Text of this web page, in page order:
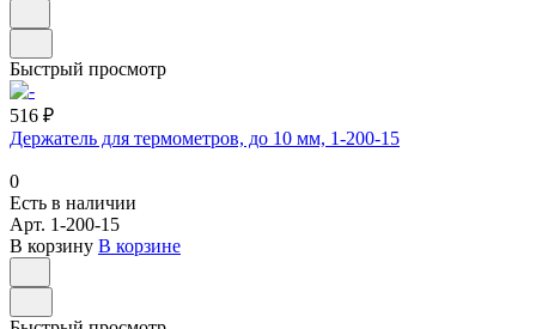
Быстрый просмотр
516 ₽
Держатель для термометров, до 10 мм, 1-200-15
0
Есть в наличии
Арт. 1-200-15
В корзину В корзине